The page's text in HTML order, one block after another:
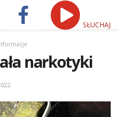
SŁUCHAJ
narkotyki